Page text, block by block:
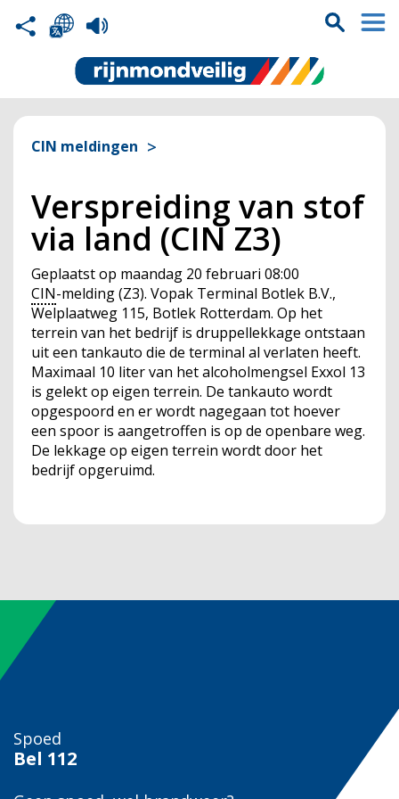
CIN meldingen
Verspreiding van stof
via land (CIN Z3)
Geplaatst op maandag 20 februari 08:00
CIN-melding (Z3). Vopak Terminal Botlek B.V.,
Welplaatweg 115, Botlek Rotterdam. Op het
terrein van het bedrijf is druppellekkage ontstaan
uit een tankauto die de terminal al verlaten heeft.
Maximaal 10 liter van het alcoholmengsel Exxol 13
is gelekt op eigen terrein. De tankauto wordt
opgespoord en er wordt nagegaan tot hoever
een spoor is aangetroffen is op de openbare weg.
De lekkage op eigen terrein wordt door het
bedrijf opgeruimd.
Spoed
Bel 112